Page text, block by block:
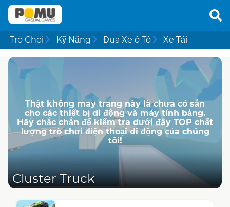
Tro Choi Kỹ Năng Đua Xe ô Tô Xe Tải
Thật không may trang này là chưa có sẵn
cho các thiết bị di động và máy tính bảng.
Hãy chắc chắn để kiểm tra dưới đây TOP chất
lượng trò chơi điện thoại di động của chúng
tôi!
Cluster Truck